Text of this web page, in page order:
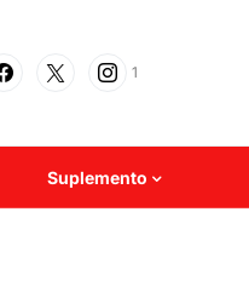
1
Suplemento